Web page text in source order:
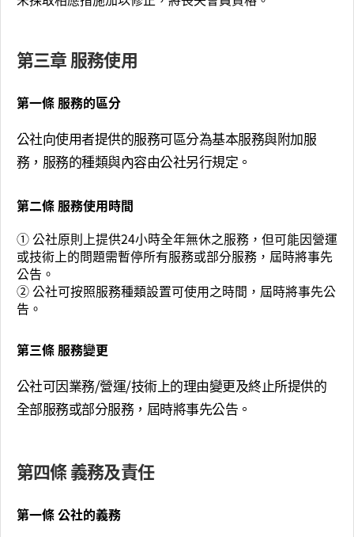
第三章 服務使用
第一條 服務的區分
公社向使用者提供的服務可區分為基本服務與附加服
務，服務的種類與內容由公社另行規定。
第二條 服務使用時間
① 公社原則上提供24小時全年無休之服務，但可能因營運
或技術上的問題需暫停所有服務或部分服務，屆時將事先
公告。
② 公社可按照服務種類設置可使用之時間，屆時將事先公
告。
第三條 服務變更
公社可因業務/營運/技術上的理由變更及終止所提供的
全部服務或部分服務，屆時將事先公告。
第四條 義務及責任
第一條 公社的義務